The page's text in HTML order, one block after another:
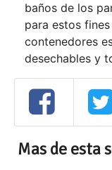
baños de los
para estos
contenedores
desechables y
Mas de esta